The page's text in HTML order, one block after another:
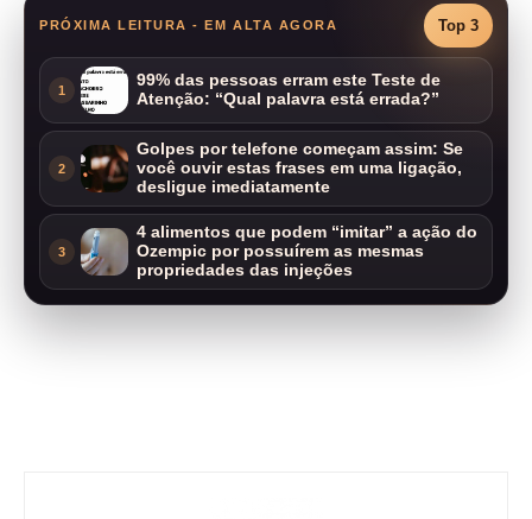
PRÓXIMA LEITURA - EM ALTA AGORA Top 3
1
99% das pessoas erram este Teste de
Atenção: “Qual palavra está errada?”
2
Golpes por telefone começam assim: Se
você ouvir estas frases em uma ligação,
desligue imediatamente
3
4 alimentos que podem “imitar” a ação do
Ozempic por possuírem as mesmas
propriedades das injeções